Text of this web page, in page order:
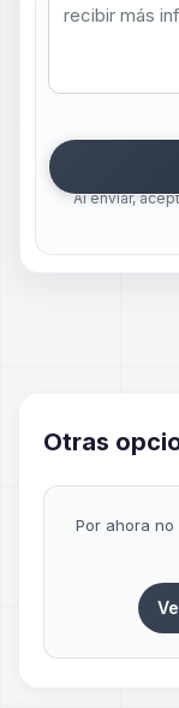
Al enviar,
Otras
Por ahora